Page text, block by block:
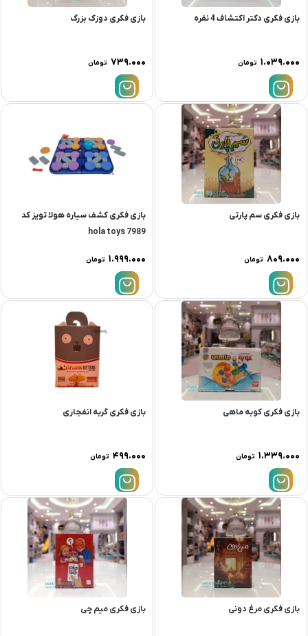
بازی فکری دکتر اکتشاف 4 نفره
۱.۰۳۹.۰۰۰ تومان
بازی فکری دوزک بزرگ
۷۳۹.۰۰۰ تومان
بازی فکری سم پارتی
۸۰۹.۰۰۰ تومان
بازی فکری کشف سیاره هولا تویز کد
7989 hola toys
۱.۹۹۹.۰۰۰ تومان
بازی فکری کوبه ماهی
۱.۳۳۹.۰۰۰ تومان
بازی فکری گربه انفجاری
۴۹۹.۰۰۰ تومان
بازی فکری مرغ دونی بازی فکری میم چی